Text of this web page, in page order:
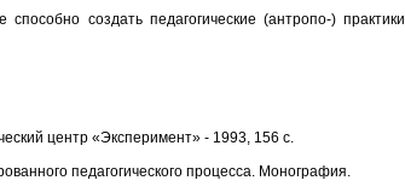
создать педагогические (антропо-) практики,
центр «Эксперимент» - 1993, 156 с.
педагогического процесса. Монография.